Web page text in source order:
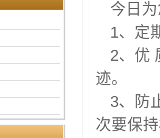
今日
1、定
2、优
迹。
3、防
次要保